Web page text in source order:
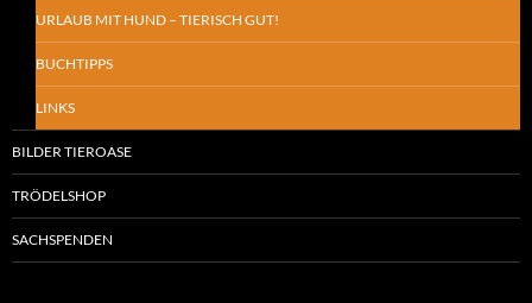
URLAUB MIT HUND – TIERISCH GUT!
BUCHTIPPS
LINKS
BILDER TIEROASE
TRÖDELSHOP
SACHSPENDEN